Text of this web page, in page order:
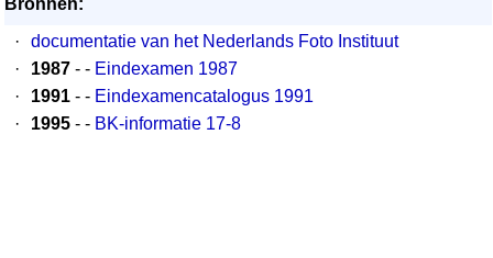
Bronnen:
·
documentatie van het Nederlands Foto Instituut
·
1987 - - Eindexamen 1987
·
1991 - - Eindexamencatalogus 1991
·
1995 - - BK-informatie 17-8